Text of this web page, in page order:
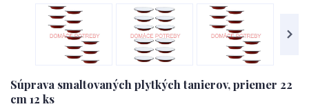
Súprava smaltovaných plytkých tanierov, priemer 22
cm 12 ks